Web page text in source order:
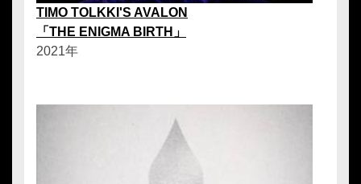
TIMO TOLKKI'S AVALON
「THE ENIGMA BIRTH」
2021年